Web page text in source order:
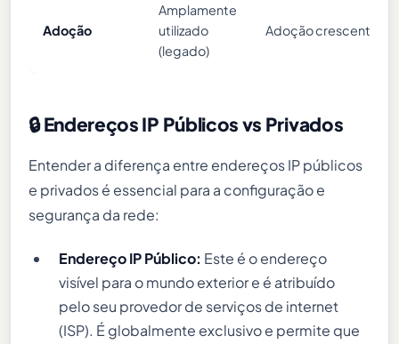
Adoção
Amplamente
utilizado
(legado)
Adoção crescente
🔒 Endereços IP Públicos vs Privados
Entender a diferença entre endereços IP públicos
e privados é essencial para a configuração e
segurança da rede:
Endereço IP Público: Este é o endereço
visível para o mundo exterior e é atribuído
pelo seu provedor de serviços de internet
(ISP). É globalmente exclusivo e permite que